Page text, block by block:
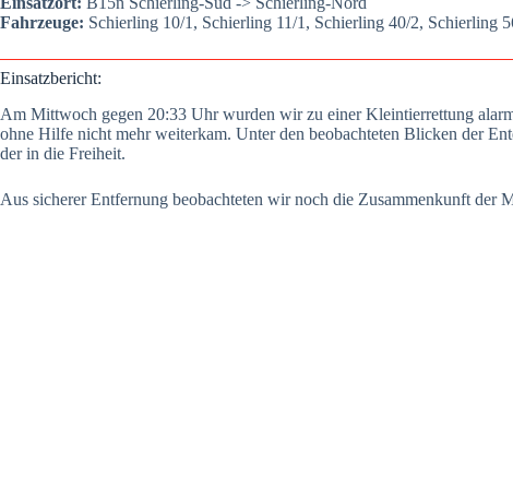
Fahr­zeu­ge: Schier­ling 10/1, Schier­ling 11/1, Schier­ling 40/2, Schier­ling
Ein­satz­be­richt:
Am Mitt­woch gegen 20:33 Uhr wur­den wir zu einer Klein­tier­ret­tung
ohne Hil­fe nicht mehr wei­ter­kam. Unter den beob­ach­te­ten Bli­cken der
der in die Frei­heit.
Aus siche­rer Ent­fer­nung beob­ach­te­ten wir noch die Zusam­men­kunft